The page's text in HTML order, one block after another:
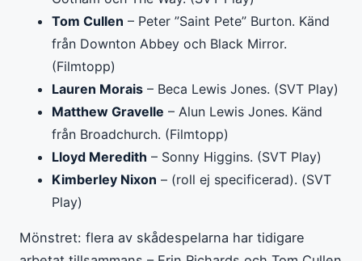
Tom Cullen – Peter ”Saint Pete” Burton. Känd
från Downton Abbey och Black Mirror.
(Filmtopp)
Lauren Morais – Beca Lewis Jones. (SVT Play)
Matthew Gravelle – Alun Lewis Jones. Känd
från Broadchurch. (Filmtopp)
Lloyd Meredith – Sonny Higgins. (SVT Play)
Kimberley Nixon – (roll ej specificerad). (SVT
Play)
Mönstret: flera av skådespelarna har tidigare